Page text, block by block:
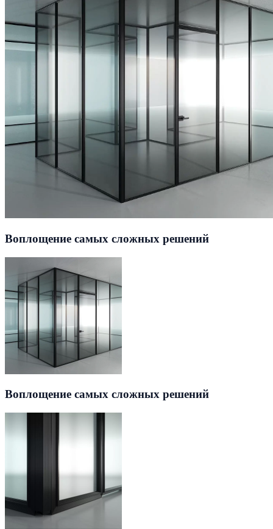
Воплощение самых сложных решений
Воплощение самых сложных решений